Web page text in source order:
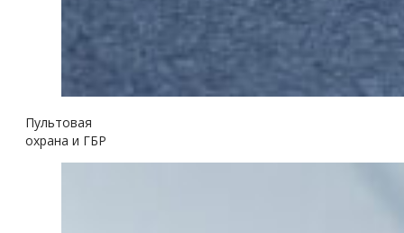
Пультовая
охрана и ГБР